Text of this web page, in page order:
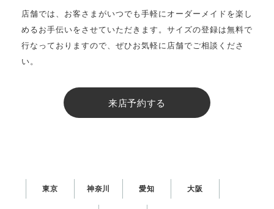
店舗では、お客さまがいつでも手軽にオーダーメイドを楽し
めるお手伝いをさせていただきます。サイズの登録は無料で
行なっておりますので、ぜひお気軽に店舗でご相談くださ
い。
来店予約する
東京 神奈川 愛知 大阪